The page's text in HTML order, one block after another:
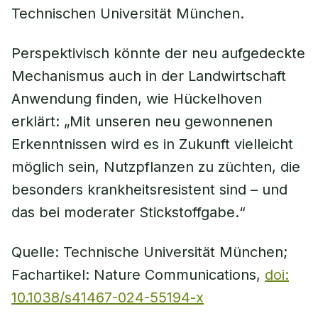
Technischen Universität München.
Perspektivisch könnte der neu aufgedeckte
Mechanismus auch in der Landwirtschaft
Anwendung finden, wie Hückelhoven
erklärt: „Mit unseren neu gewonnenen
Erkenntnissen wird es in Zukunft vielleicht
möglich sein, Nutzpflanzen zu züchten, die
besonders krankheitsresistent sind – und
das bei moderater Stickstoffgabe.“
Quelle: Technische Universität München;
Fachartikel: Nature Communications, doi:
10.1038/s41467-024-55194-x